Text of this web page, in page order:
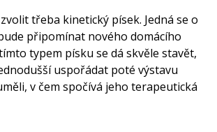
třeba kinetický písek. Jedná se o
připomínat nového domácího
typem písku se dá skvěle stavět,
uspořádat poté výstavu
v čem spočívá jeho terapeutická